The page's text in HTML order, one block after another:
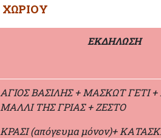
ΧΩΡΙΟΥ
ΕΚΔΗΛΩΣΗ
ΑΓΙΟΣ ΒΑΣΙΛΗΣ + ΜΑΣΚΩΤ ΓΕΤΙ
ΜΑΛΛΙ ΤΗΣ ΓΡΙΑΣ + ΖΕΣΤΟ
ΚΡΑΣΙ (απόγευμα μόνον)+